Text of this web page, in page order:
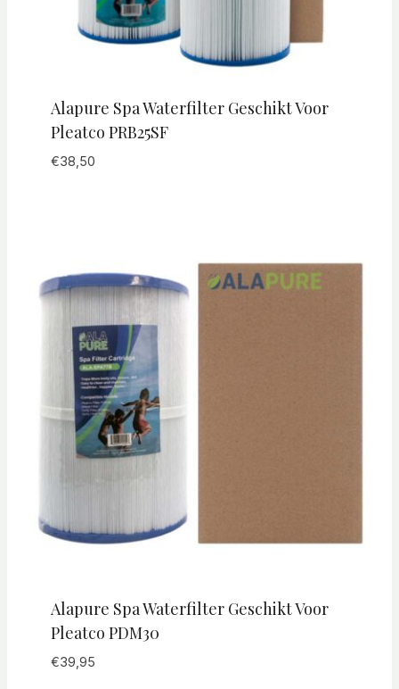
Alapure Spa Waterfilter Geschikt Voor
Pleatco PRB25SF
€38,50
Alapure Spa Waterfilter Geschikt Voor
Pleatco PDM30
€39,95